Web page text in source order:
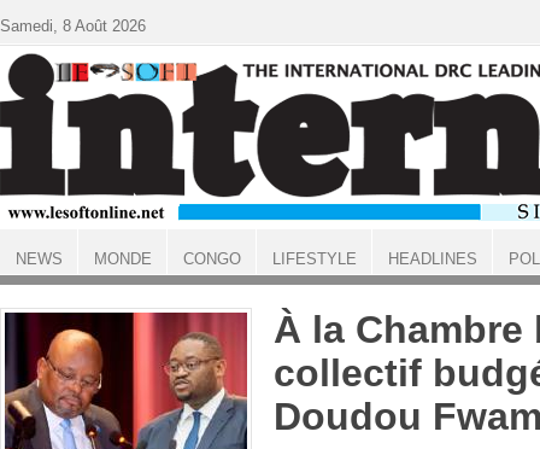
ACCUEIL
À la Chambre
collectif
Doudou
Samedi, 8 Août 2026
NEWS MONDE CONGO LIFESTYLE HEADLINES